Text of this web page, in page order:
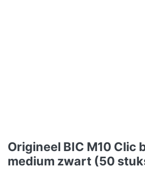
Origineel BIC M10 Clic
medium zwart (50